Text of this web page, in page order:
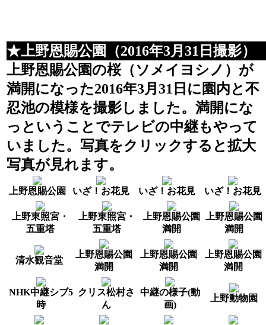
★上野恩賜公園（2016年3月31日撮影）
上野恩賜公園の桜（ソメイヨシノ）が
満開になった2016年3月31日に園内と不
忍池の模様を撮影しました。満開にな
っということでテレビの中継もやって
いました。写真をクリックすると拡大
写真が見れます。
上野恩賜公園 いざ！お花見 いざ！お花見 いざ！お花見
上野東照宮・
五重塔
上野東照宮・
五重塔
上野恩賜公園
満開
上野恩賜公園
満開
清水観音堂
上野恩賜公園
満開
上野恩賜公園
満開
上野恩賜公園
満開
NHK中継シブ5
時
クリス松村さ
ん
中継の様子(動
画)
上野動物園